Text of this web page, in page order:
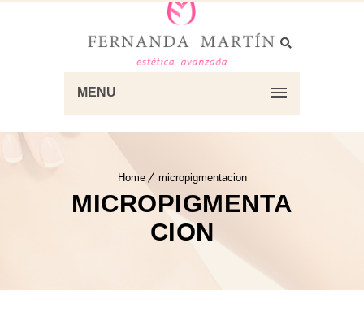
MENU
Home micropigmentacion
MICROPIGMENTA
CION